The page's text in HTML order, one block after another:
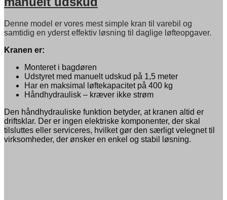
Denne model er vores mest simple kran til varebil og
samtidig en yderst effektiv løsning til daglige løfteopgaver.
Kranen er:
Monteret i bagdøren
Udstyret med manuelt udskud på 1,5 meter
Har en maksimal løftekapacitet på 400 kg
Håndhydraulisk – kræver ikke strøm
Den håndhydrauliske funktion betyder, at kranen altid er
driftsklar. Der er ingen elektriske komponenter, der skal
tilsluttes eller serviceres, hvilket gør den særligt velegnet til
virksomheder, der ønsker en enkel og stabil løsning.